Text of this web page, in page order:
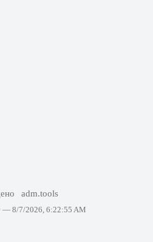
adm.tools
— 8/7/2026, 6:22:55 AM